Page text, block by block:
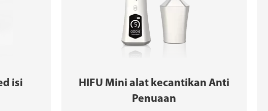
isi
HIFU Mini alat kecantikan Anti
Penuaan